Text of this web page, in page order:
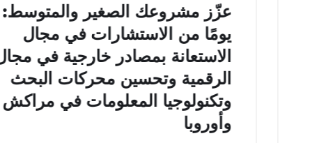
عزّز مشروعك الصغير والمتوسط: 30
يومًا من الاستشارات في مجال
الاستعانة بمصادر خارجية في مجال
الرقمية وتحسين محركات البحث
وتكنولوجيا المعلومات في مراكش